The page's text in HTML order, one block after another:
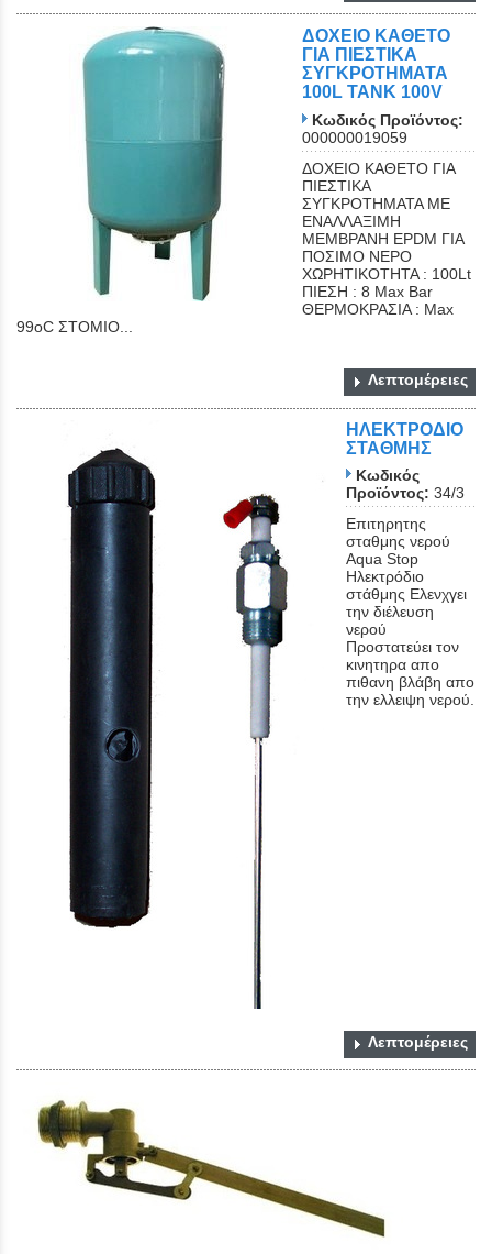
ΔΟΧΕΙΟ ΚΑΘΕΤΟ
ΓΙΑ ΠΙΕΣΤΙΚΑ
ΣΥΓΚΡΟΤΗΜΑΤΑ
100L TANK 100V
Κωδικός Προϊόντος:
000000019059
ΔΟΧΕΙΟ ΚΑΘΕΤΟ ΓΙΑ
ΠΙΕΣΤΙΚΑ
ΣΥΓΚΡΟΤΗΜΑΤΑ ΜΕ
ΕΝΑΛΛΑΞΙΜΗ
ΜΕΜΒΡΑΝΗ EPDM ΓΙΑ
ΠΟΣΙΜΟ ΝΕΡΟ
ΧΩΡΗΤΙΚΟΤΗΤΑ : 100Lt
ΠΙΕΣΗ : 8 Max Bar
ΘΕΡΜΟΚΡΑΣΙΑ : Max
99oC ΣΤΟΜΙΟ...
Λεπτομέρειες
ΗΛΕΚΤΡΟΔΙΟ
ΣΤΑΘΜΗΣ
Κωδικός
Προϊόντος: 34/3
Eπιτηρητης
σταθμης νερού
Aqua Stop
Hλεκτρόδιο
στάθμης Ελενχγει
την διέλευση
νερού
Προστατεύει τον
κινητηρα απο
πιθανη βλάβη απο
την ελλειψη νερού.
Λεπτομέρειες